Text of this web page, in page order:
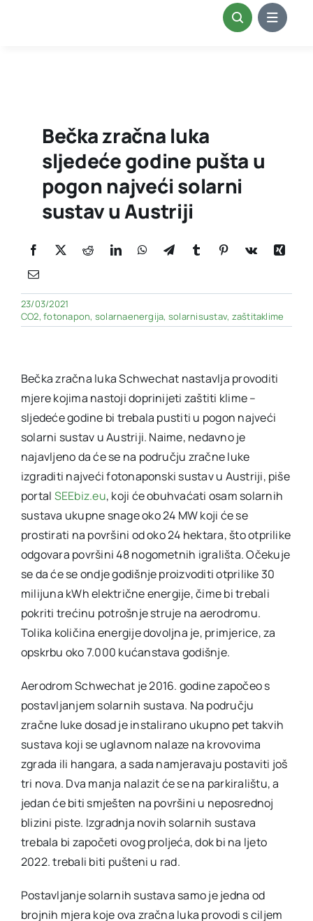
Bečka zračna luka
sljedeće godine pušta u
pogon najveći solarni
sustav u Austriji
23/03/2021
CO2,fotonapon, solarnaenergija, solarnisustav, zaštitaklime
Bečka zračna luka Schwechat nastavlja provoditi
mjere kojima nastoji doprinijeti zaštiti klime –
sljedeće godine bi trebala pustiti u pogon najveći
solarni sustav u Austriji. Naime, nedavno je
najavljeno da će se na području zračne luke
izgraditi najveći fotonaponski sustav u Austriji, piše
portal SEEbiz.eu, koji će obuhvaćati osam solarnih
sustava ukupne snage oko 24 MW koji će se
prostirati na površini od oko 24 hektara, što otprilike
odgovara površini 48 nogometnih igrališta. Očekuje
se da će se ondje godišnje proizvoditi otprilike 30
milijuna kWh električne energije, čime bi trebali
pokriti trećinu potrošnje struje na aerodromu.
Tolika količina energije dovoljna je, primjerice, za
opskrbu oko 7.000 kućanstava godišnje.
Aerodrom Schwechat je 2016. godine započeo s
postavljanjem solarnih sustava. Na području
zračne luke dosad je instalirano ukupno pet takvih
sustava koji se uglavnom nalaze na krovovima
zgrada ili hangara, a sada namjeravaju postaviti još
tri nova. Dva manja nalazit će se na parkiralištu, a
jedan će biti smješten na površini u neposrednoj
blizini piste. Izgradnja novih solarnih sustava
trebala bi započeti ovog proljeća, dok bi na ljeto
2022. trebali biti pušteni u rad.
Postavljanje solarnih sustava samo je jedna od
brojnih mjera koje ova zračna luka provodi s ciljem